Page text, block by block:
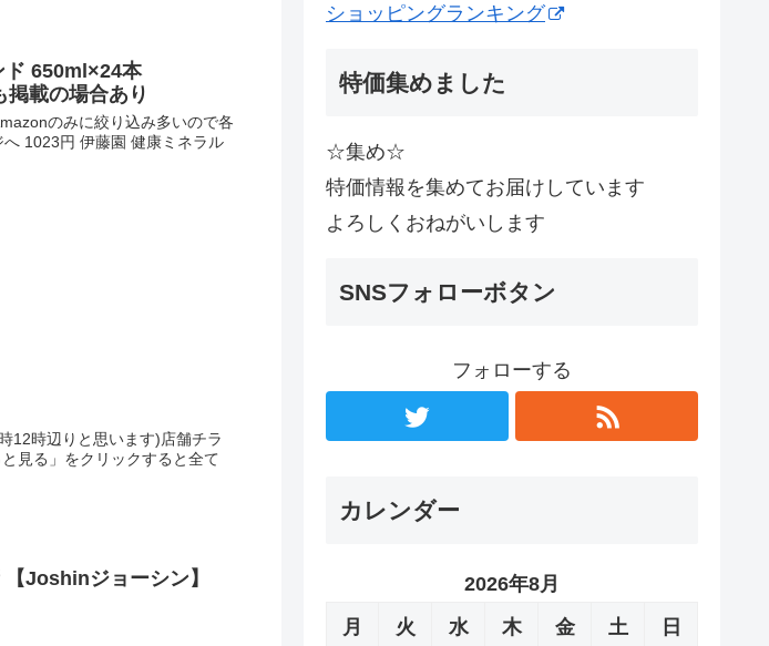
ド 650ml×24本
掲載の場合あり
のみに絞り込み多いので各
1023円 伊藤園 健康ミネラル
12時辺りと思います)店舗チラ
見る」をクリックすると全て
Joshinジョーシン】
ショッピングランキング
特価集めました
☆集め☆
特価情報を集めてお届けしています
よろしくおねがいします
SNSフォローボタン
フォローする
カレンダー
2026年8月
月
火 水 木 金 土 日